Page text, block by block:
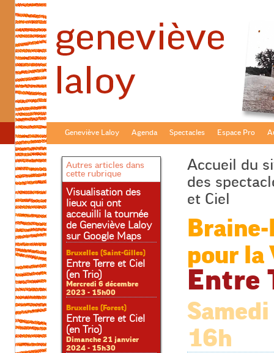
Geneviève Laloy Agenda Spectacles Espace Pro
Autres articles dans
cette rubrique
Visualisation des
lieux qui ont
acceuilli la tournée
de Geneviève Laloy
sur Google Maps
Bruxelles (Saint-Gilles)
Entre Terre et Ciel
(en Trio)
Mercredi 6 décembre
2023 - 15h00
Bruxelles (Forest)
Entre Terre et Ciel
(en Trio)
Dimanche 21 janvier
2024 - 15h30
Accueil du
des
et Ciel
pour la
Entre
16h